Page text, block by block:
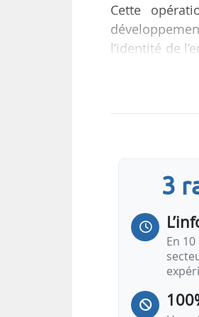
Cette
l’identité de
stratégie
TSE est
3
En